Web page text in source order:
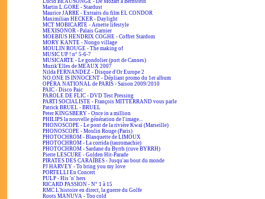
Lucid BEAUSONGE - De Mozart à Bernstein
Martin L.GORE - Stardust
Maurice JARRE - Extraits du film EL CONDOR
Maximilian HECKER - Daylight
MCT MOBICARTE - Arnette lifestyle
MEXISONOR - Palais Garnier
MOEBIUS HENDRIX COGHE - Coffret Stardom
MORY KANTE - Nongo village
MOULIN ROUGE - The making of
MUSIC UP ! n° 5-6-7
MUSICARTE - Le gondolier (port de Cannes)
Muzik'Elles de MEAUX 2007
Nilda FERNANDEZ - Disque d'Or Europe 2
NO ONE IS INNOCENT - Dépliant promo du 1er album
OPÉRA NATIONAL de PARIS - Saison 2009/2010
PAIC - Disco Paic
PAROLE DE FLIC - DVD Test Pressing
PARTI SOCIALISTE - François MITTERRAND vous parle
Patrick BRUEL - BRUEL
Peter KINGSBERY - Once in a million
PHILIPS la nouvelle génération de l'image...
PHONOSCOPE - Le pont de la rivière Kwaï (Marseille)
PHONOSCOPE - Moulin Rouge (Paris)
PHOTOCHROM - Blanquette de LIMOUX
PHOTOCHROM - La corrida (tauromachie)
PHOTOCHROM - Sardane du Byrrh (cuve BYRRH)
Pierre LESCURE - Golden Hit-Parade
PIRATES DES CARAÏBES - Jusqu'au bout du monde
PJ HARVEY - To bring you my love
PORTELLI En Concert
PULP - His 'n' hers
RICARD PASSION - N° 1 à 15
RMC L'histoire en direct, la guerre du Golfe
Roots MANUVA - Too cold